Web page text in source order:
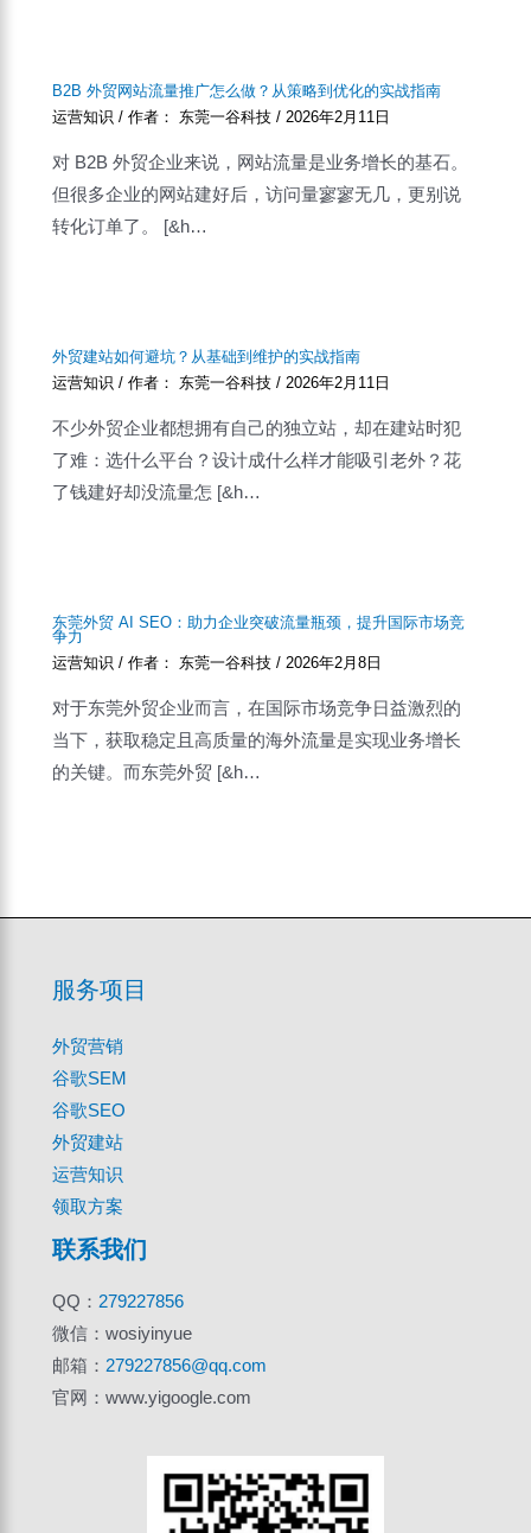
B2B 外贸网站流量推广怎么做？从策略到优化的实战指南
运营知识 / 作者： 东莞一谷科技/2026年2月11日
对 B2B 外贸企业来说，网站流量是业务增长的基石。
但很多企业的网站建好后，访问量寥寥无几，更别说
转化订单了。 [&h…
外贸建站如何避坑？从基础到维护的实战指南
运营知识 / 作者： 东莞一谷科技/2026年2月11日
不少外贸企业都想拥有自己的独立站，却在建站时犯
了难：选什么平台？设计成什么样才能吸引老外？花
了钱建好却没流量怎 [&h…
东莞外贸 AI SEO：助力企业突破流量瓶颈，提升国际市场竞
争力
运营知识 / 作者： 东莞一谷科技/2026年2月8日
对于东莞外贸企业而言，在国际市场竞争日益激烈的
当下，获取稳定且高质量的海外流量是实现业务增长
的关键。而东莞外贸 [&h…
服务项目
外贸营销
谷歌SEM
谷歌SEO
外贸建站
运营知识
领取方案
联系我们
QQ： 279227856
微信：wosiyinyue
邮箱： 279227856@qq.com
官网：www.yigoogle.com